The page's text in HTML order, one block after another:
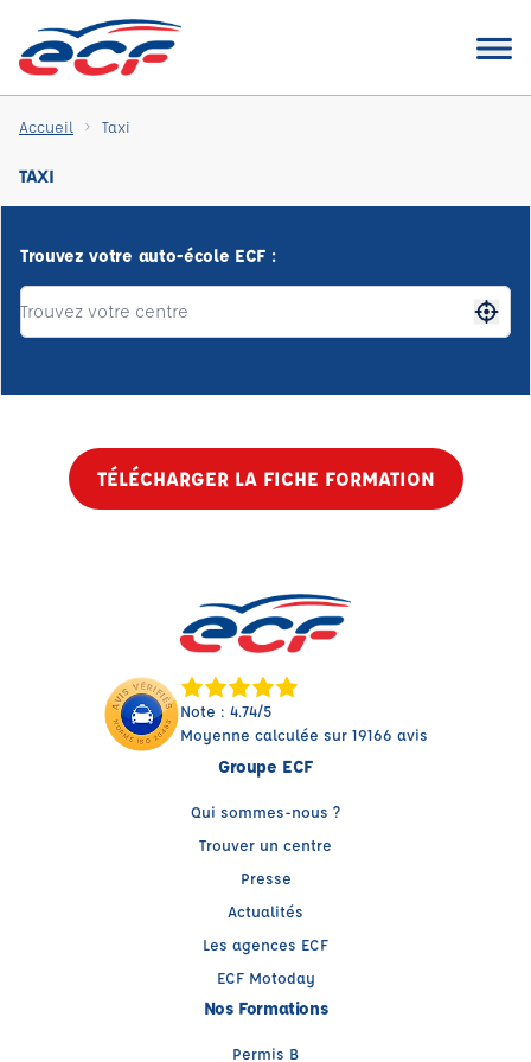
Accueil Taxi
TAXI
Trouvez votre auto-école ECF :
Me
TÉLÉCHARGER LA FICHE FORMATION
Note : 4.74/5
Moyenne calculée sur 19166 avis
Groupe ECF
Qui sommes-nous ?
Trouver un centre
Presse
Actualités
Les agences ECF
ECF Motoday
Nos Formations
Permis B